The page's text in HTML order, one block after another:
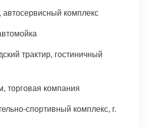
автосервисный комплекс
трактир, гостиничный
торговая компания
спортивный комплекс, г.